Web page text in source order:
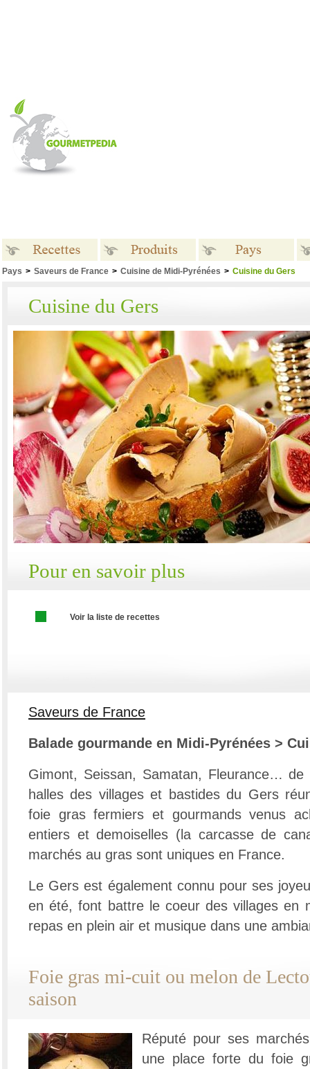
Pays > Saveurs de France > Cuisine de Midi-Pyrénées > Cuisine du Gers
Cuisine du Gers
Pour en savoir plus
Voir la liste de recettes
Saveurs de France
Balade gourmande en Midi-Pyrénées >
Gimont, Seissan, Samatan, Fleurance…
halles des villages et bastides du Gers
foie gras fermiers et gourmands venus
entiers et demoiselles (la carcasse de
marchés au gras sont uniques en France.
Le Gers est également connu pour ses
en été, font battre le coeur des villages en
repas en plein air et musique dans une
Foie gras mi-cuit ou melon de
saison
Réputé pour ses
une place forte du foie